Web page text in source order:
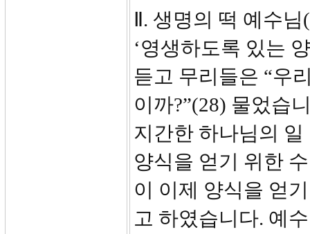
Ⅱ. 생명의 떡 예수님
‘영생하도록 있는
듣고 무리들은 “우
이까?”(28) 물었습
지간한 하나님의
양식을 얻기 위한
이 이제 양식을 얻
고 하였습니다. 예